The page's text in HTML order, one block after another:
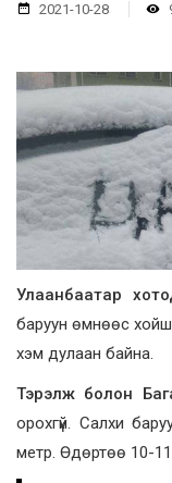
2021-10-28
Улаанбаатар
баруун өмнөөс
хэм дулаан байна.
Тэрэлж болон
орохгүй. Салхи
метр. Өдөртөө 10-